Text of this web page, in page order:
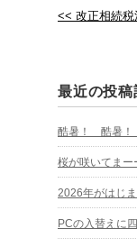
<< 改正相続税
最近の投稿
酷暑！ 酷暑！
桜が咲いてまー
2026年がはじ
PCの入替えに